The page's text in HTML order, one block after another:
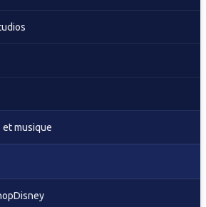
et musique